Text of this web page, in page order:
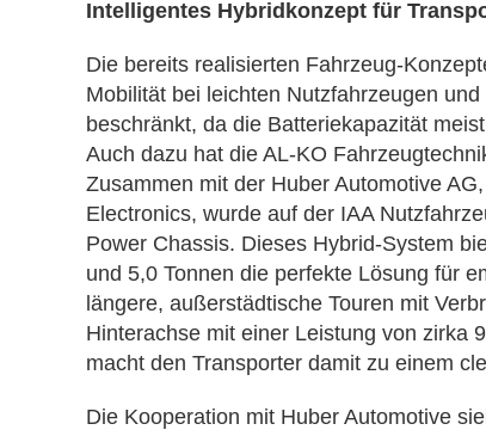
Intelligentes Hybridkonzept für
Die bereits realisierten Fahrzeug-
Mobilität bei leichten Nutzfahrzeugen
beschränkt, da die Batteriekapazität
Auch dazu hat die AL-KO
Zusammen mit der Huber Automotive
Electronics, wurde auf der IAA
Power Chassis. Dieses Hybrid-System
und 5,0 Tonnen die perfekte Lösung für
längere, außerstädtische Touren mit
Hinterachse mit einer Leistung von zirka
macht den Transporter damit zu einem
Die Kooperation mit Huber Automotive